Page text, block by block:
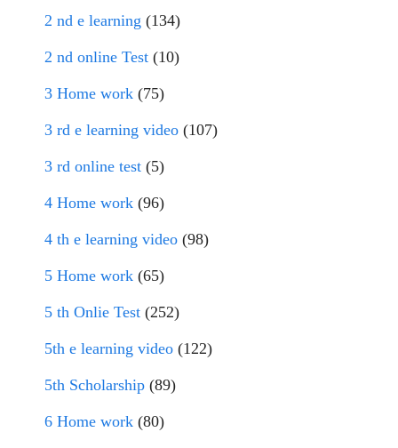
2 nd e learning (134)
2 nd online Test (10)
3 Home work (75)
3 rd e learning video (107)
3 rd online test (5)
4 Home work (96)
4 th e learning video (98)
5 Home work (65)
5 th Onlie Test (252)
5th e learning video (122)
5th Scholarship (89)
6 Home work (80)